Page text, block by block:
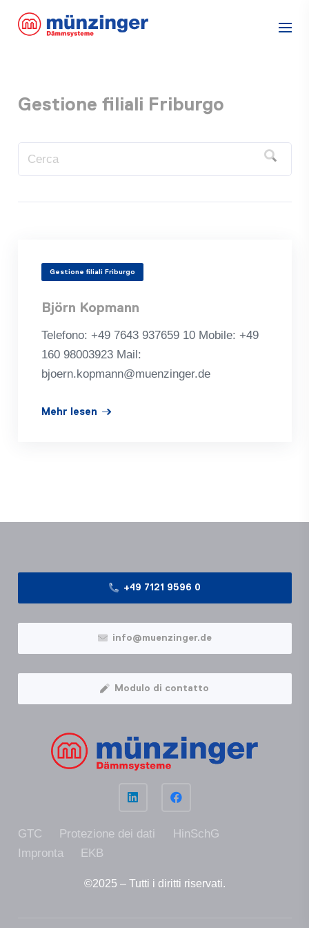
Gestione filiali Friburgo
Gestione filiali Friburgo
Björn Kopmann
Telefono: +49 7643 937659 10 Mobile: +49
160 98003923 Mail:
bjoern.kopmann@muenzinger.de
Mehr lesen
+49 7121 9596 0
info@muenzinger.de
Modulo di contatto
GTC Protezione dei dati
HinSchG
Impronta
EKB
©2025 – Tutti i diritti riser­vati.